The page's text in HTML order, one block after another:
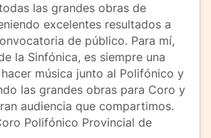
las grandes obras de
excelentes resultados a
de público. Para mí,
la Sinfónica, es siempre una
música junto al Polifónico y
las grandes obras para Coro y
audiencia que compartimos.
Polifónico Provincial de